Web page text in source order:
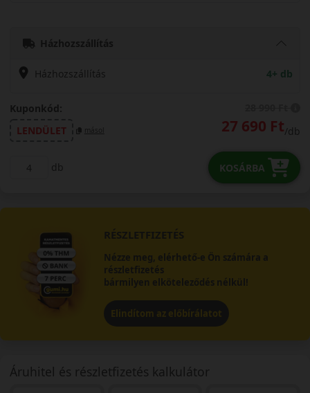
Házhozszállítás
Házhozszállítás 4+ db
Kuponkód:
LENDÜLET
másol 27 690 Ft/db
db KOSÁRBA
RÉSZLETFIZETÉS
Nézze meg, elérhető-e Ön számára a
részletfizetés
bármilyen elköteleződés nélkül!
Elindítom az előbírálatot
Áruhitel és részletfizetés kalkulátor